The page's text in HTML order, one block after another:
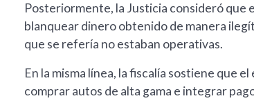
Posteriormente, la Justicia consideró que
blanquear dinero obtenido de manera
que se refería no estaban operativas.
En la misma línea, la fiscalía sostiene que
comprar autos de alta gama e integrar